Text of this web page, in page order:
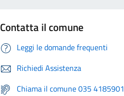
Contatta il comune
Leggi le domande frequenti
Richiedi Assistenza
Chiama il comune 035 4185901